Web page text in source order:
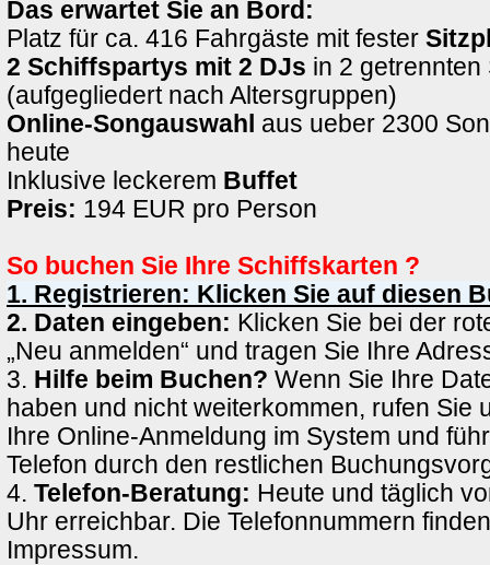
Das erwartet Sie an Bord:
Platz für ca. 416 Fahrgäste mit fester
2 Schiffspartys mit 2 DJs in 2 getrennten
(aufgegliedert nach Altersgruppen)
Online-Songauswahl aus ueber 2300
heute
Inklusive leckerem Buffet
Preis: 194 EUR pro Person
So buchen Sie Ihre Schiffskarten ?
1. Registrieren: Klicken Sie auf diesen
2. Daten eingeben: Klicken Sie bei der
„Neu anmelden“ und tragen Sie Ihre
3. Hilfe beim Buchen? Wenn Sie Ihre
haben und nicht weiterkommen, rufen Sie
Ihre Online-Anmeldung im System und
Telefon durch den restlichen
4. Telefon-Beratung: Heute und täglich
Uhr erreichbar. Die Telefonnummern
Impressum.